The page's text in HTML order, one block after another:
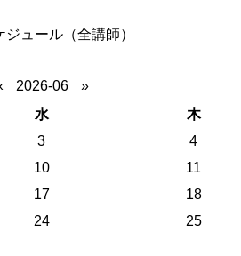
ジュール（全講師）
2026-06 »
水 木
3 4
10 11
17 18
24 25